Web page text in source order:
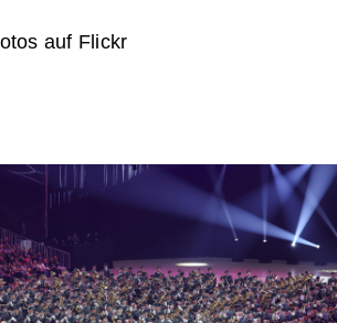
auf Flickr